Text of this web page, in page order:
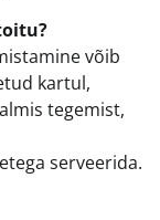
võib
kartul,
tegemist,
serveerida.